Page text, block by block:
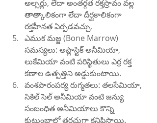
అల్సర్లు, లేదా అంతర్గత రక్తస్రావం వల్ల
తాత్కాలికంగా లేదా దీర్ఘకాలికంగా
రక్తహీనత ఏర్పడవచ్చు.
ఎముక మజ్జ (Bone Marrow)
సమస్యలు: అప్లాస్టిక్ అనీమియా,
లుకేమియా వంటి పరిస్థితులు ఎర్ర రక్త
కణాల ఉత్పత్తిని అడ్డుకుంటాయి.
వంశపారంపర్య రుగ్మతలు: తలసేమియా,
సికిల్ సెల్ అనీమియా వంటి జన్యు
సంబంధిత అనీమియాలు కొన్ని
కుటుంబాల్లో తరచుగా కనిపిస్తాయి.